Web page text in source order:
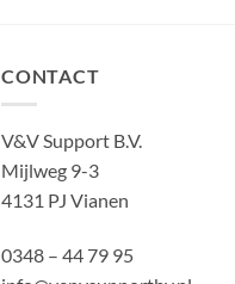
CONTACT
V&V Support B.V.
Mijlweg 9-3
4131 PJ Vianen
0348 – 44 79 95